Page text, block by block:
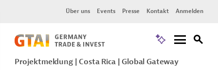
Über uns Events Presse Kontakt Anmelden
Projektmeldung Costa Rica Global Gateway